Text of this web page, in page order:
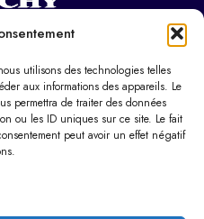
utilisons des technologies telles
aux informations des appareils. Le
permettra de traiter des données
ou les ID uniques sur ce site. Le fait
peut avoir un effet négatif
Eluard,
les-Mines